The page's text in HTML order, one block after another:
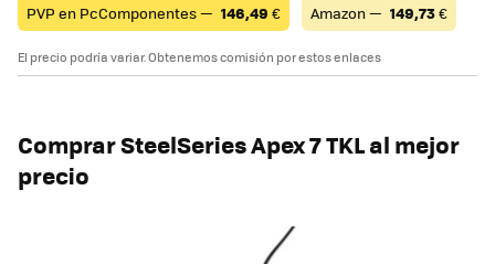
PVP en PcComponentes — 146,49 € Amazon — 149,73€
El precio podría variar. Obtenemos comisión por estos enlaces
Comprar SteelSeries Apex 7 TKL al mejor
precio